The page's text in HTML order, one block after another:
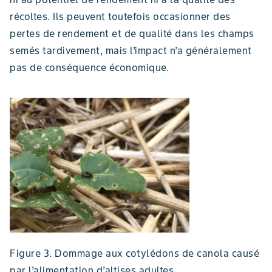
récoltes. Ils peuvent toutefois occasionner des
pertes de rendement et de qualité dans les champs
semés tardivement, mais l’impact n’a généralement
pas de conséquence économique.
Figure 3. Dommage aux cotylédons de canola causé